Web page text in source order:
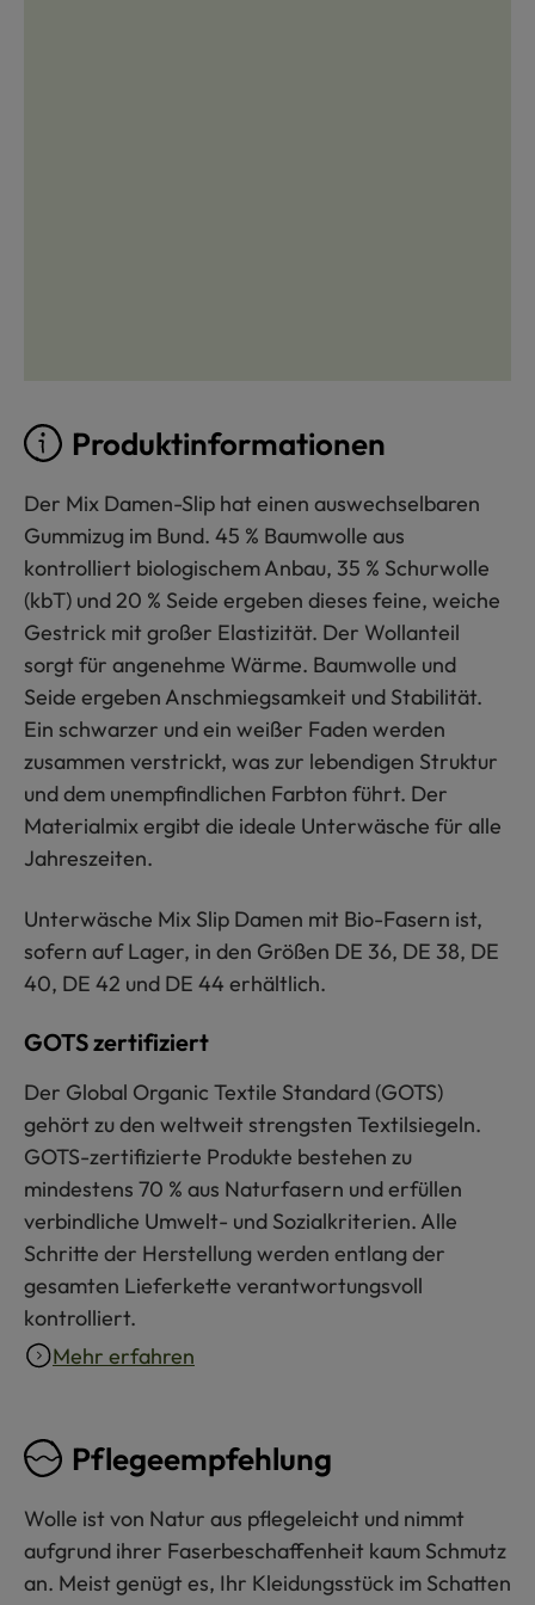
Produktinformationen
Der Mix Damen-Slip hat einen auswechselbaren
Gummizug im Bund. 45 % Baumwolle aus
kontrolliert biologischem Anbau, 35 % Schurwolle
(kbT) und 20 % Seide ergeben dieses feine, weiche
Gestrick mit großer Elastizität. Der Wollanteil
sorgt für angenehme Wärme. Baumwolle und
Seide ergeben Anschmiegsamkeit und Stabilität.
Ein schwarzer und ein weißer Faden werden
zusammen verstrickt, was zur lebendigen Struktur
und dem unempfindlichen Farbton führt. Der
Materialmix ergibt die ideale Unterwäsche für alle
Jahreszeiten.
Unterwäsche Mix Slip Damen mit Bio-Fasern ist,
sofern auf Lager, in den Größen DE 36, DE 38, DE
40, DE 42 und DE 44 erhältlich.
GOTS zertifiziert
Der Global Organic Textile Standard (GOTS)
gehört zu den weltweit strengsten Textilsiegeln.
GOTS-zertifizierte Produkte bestehen zu
mindestens 70 % aus Naturfasern und erfüllen
verbindliche Umwelt- und Sozialkriterien. Alle
Schritte der Herstellung werden entlang der
gesamten Lieferkette verantwortungsvoll
kontrolliert.
Mehr erfahren
Pflegeempfehlung
Wolle ist von Natur aus pflegeleicht und nimmt
aufgrund ihrer Faserbeschaffenheit kaum Schmutz
an. Meist genügt es, Ihr Kleidungsstück im Schatten